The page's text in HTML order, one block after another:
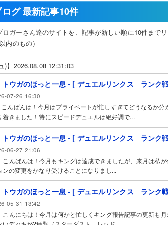
グ 最新記事10件
ガーさん達のサイトを、記事が新しい順に10件までリ
内のもの）
)】2026.08.08 12:31:03
トウガのほっと一息 - [ デュエルリンクス ラン
07-26 16:30
ばんは！今月はプライベートが忙しすぎてどうなるか分
着きました！特にスピードデュエルは絶好調で...
トウガのほっと一息 - [ デュエルリンクス ラン
06-27 21:06
ばんは！今月もキングは達成できましたが、来月は私
ンの変更をかなり受けることになりまし...
トウガのほっと一息 - [ デュエルリンクス ラン
05-31 13:42
にちは！今月は何かと忙しくキング報告記事の更新も